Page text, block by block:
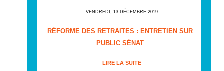
VENDREDI, 13 DÉCEMBRE 2019
RÉFORME DES RETRAITES : ENTRETIEN SUR
PUBLIC SÉNAT
LIRE LA SUITE